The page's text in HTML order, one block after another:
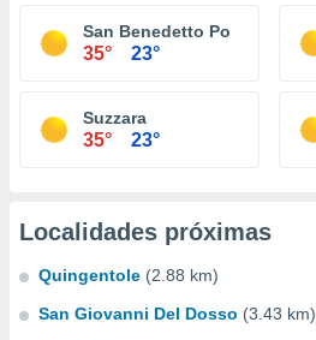
San Benedetto Po
35° 23°
Suzzara
35° 23°
Localidades próximas
Quingentole (2.88 km)
San Giovanni Del Dosso (3.43 km)